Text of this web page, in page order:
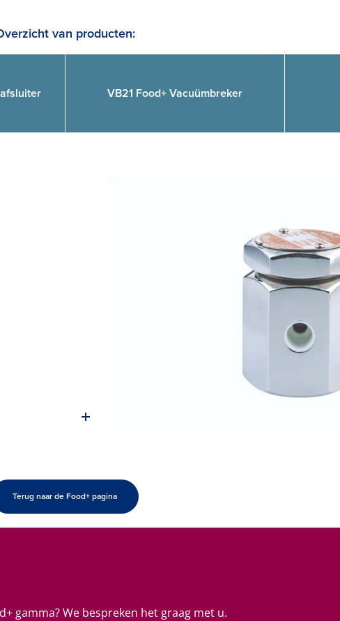
van producten:
afsluiter VB21 Food+ Vacuümbreker
Terug naar de Food+ pagina
gamma? We bespreken het graag met u.